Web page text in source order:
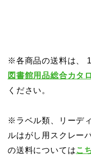
※各商品の送料は、
図書館用品総合カタ
ください。
※ラベル類、リーデ
ルはがし用スクレー
の送料についてはこ